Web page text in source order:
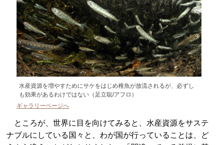
水産資源を増やすためにサケをはじめ稚魚が放流されるが、必ずし
も効果があるわけではない（足立聡/アフロ）
ギャラリーページへ
ところが、世界に目を向けてみると、水産資源をサステ
ナブルにしている国々と、わが国が行っていることは、ど